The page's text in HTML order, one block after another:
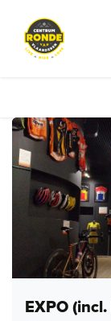
EXPO